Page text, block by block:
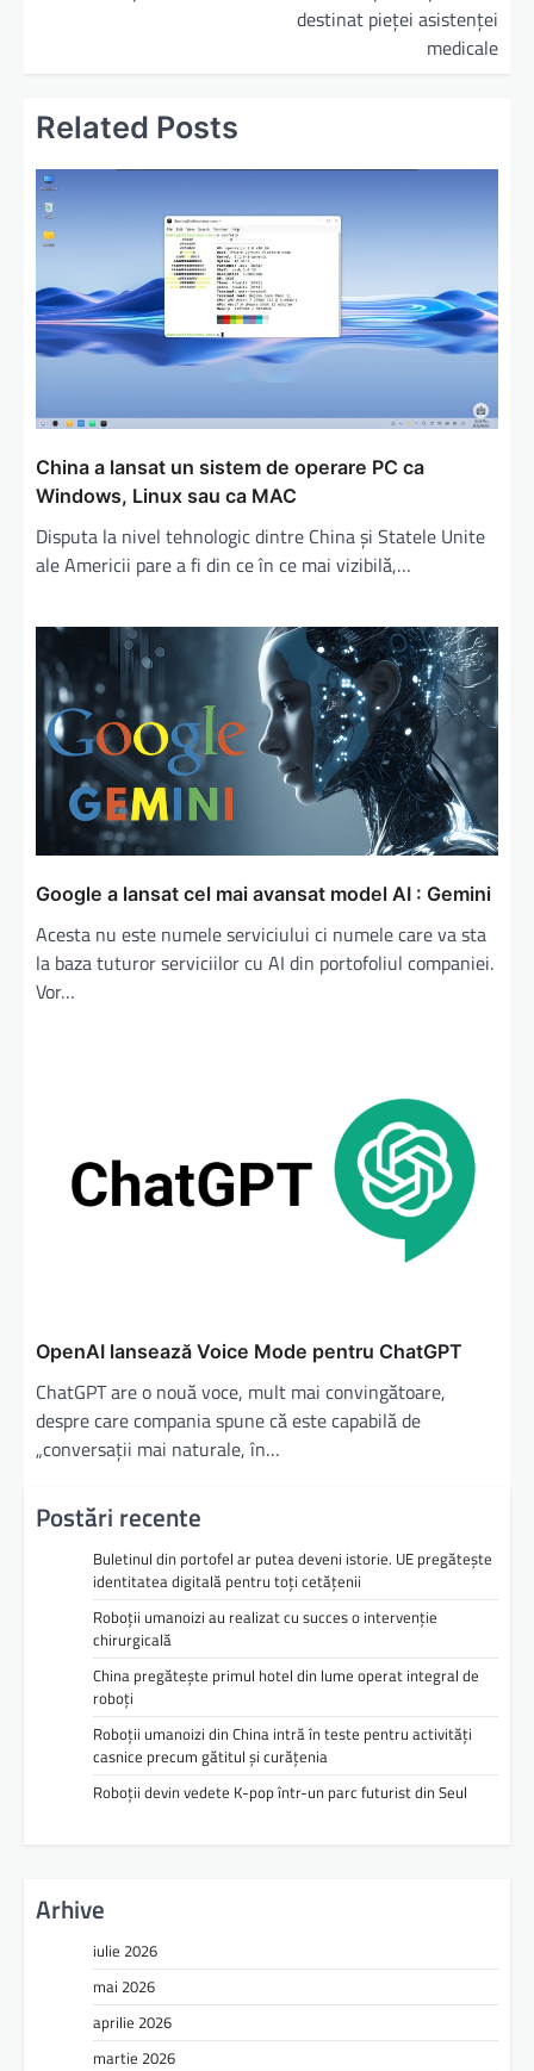
destinat pieţei asistenţei
medicale
Related Posts
China a lansat un sistem de operare PC ca
Windows, Linux sau ca MAC
Disputa la nivel tehnologic dintre China şi Statele Unite
ale Americii pare a fi din ce în ce mai vizibilă,…
Google a lansat cel mai avansat model AI : Gemini
Acesta nu este numele serviciului ci numele care va sta
la baza tuturor serviciilor cu AI din portofoliul companiei.
Vor…
OpenAI lansează Voice Mode pentru ChatGPT
ChatGPT are o nouă voce, mult mai convingătoare,
despre care compania spune că este capabilă de
„conversaţii mai naturale, în…
Postări recente
Buletinul din portofel ar putea deveni istorie. UE pregătește
identitatea digitală pentru toți cetățenii
Roboții umanoizi au realizat cu succes o intervenție
chirurgicală
China pregătește primul hotel din lume operat integral de
roboți
Roboții umanoizi din China intră în teste pentru activități
casnice precum gătitul și curățenia
Roboții devin vedete K-pop într-un parc futurist din Seul
Arhive
iulie 2026
mai 2026
aprilie 2026
martie 2026